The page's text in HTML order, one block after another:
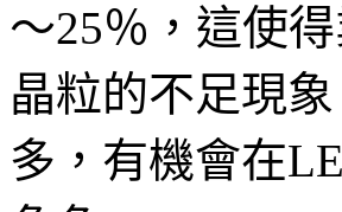
～25％，這使
晶粒的不足現
多，有機會在